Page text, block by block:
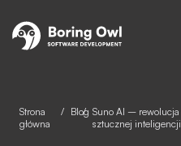
Strona
główna
/ Blog
/ Suno AI – rewolucja w tworzeniu muzyki przy pomocy
sztucznej inteligencji